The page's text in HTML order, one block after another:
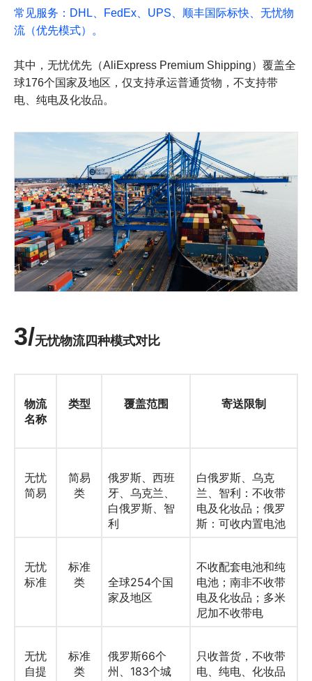
常见服务：DHL、FedEx、UPS、顺丰国际标快、无忧物
流（优先模式）。
其中，无忧优先（AliExpress Premium Shipping）覆盖全
球176个国家及地区，仅支持承运普通货物，不支持带
电、纯电及化妆品。
3/无忧物流四种模式对比
物流
名称
类型 覆盖范围 寄送限制
无忧
简易
简易
类
俄罗斯、西班
牙、乌克兰、
白俄罗斯、智
利
白俄罗斯、乌克
兰、智利：不收带
电及化妆品；俄罗
斯：可收内置电池
无忧
标准
标准
类
全球254个国
家及地区
不收配套电池和纯
电池；南非不收带
电及化妆品；多米
尼加不收带电
无忧
自提
标准
类
俄罗斯66个
州、183个城
只收普货，不收带
电、纯电、化妆品